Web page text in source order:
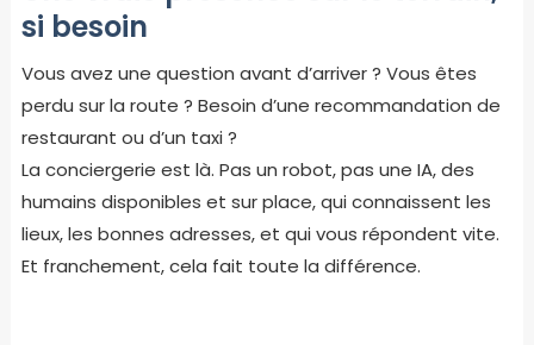
si besoin
Vous avez une question avant d’arriver ? Vous êtes
perdu sur la route ? Besoin d’une recommandation de
restaurant ou d’un taxi ?
La conciergerie est là. Pas un robot, pas une IA, des
humains disponibles et sur place, qui connaissent les
lieux, les bonnes adresses, et qui vous répondent vite.
Et franchement, cela fait toute la différence.